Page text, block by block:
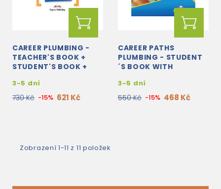
CAREER PLUMBING -
TEACHER'S BOOK +
STUDENT'S BOOK +
APPLICATION WITH
AUDIO
3-5 dní
730 Kč -15% 621 Kč
CAREER PATHS
PLUMBING - STUDENT
´S BOOK WITH
3-5 dní
550 Kč -15% 468 Kč
Zobrazení 1-11 z 11 položek